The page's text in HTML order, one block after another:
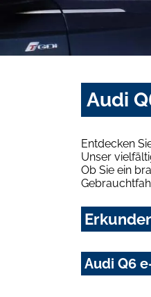
Audi
Entdecken
Unser
Ob Sie ein
Audi Q6